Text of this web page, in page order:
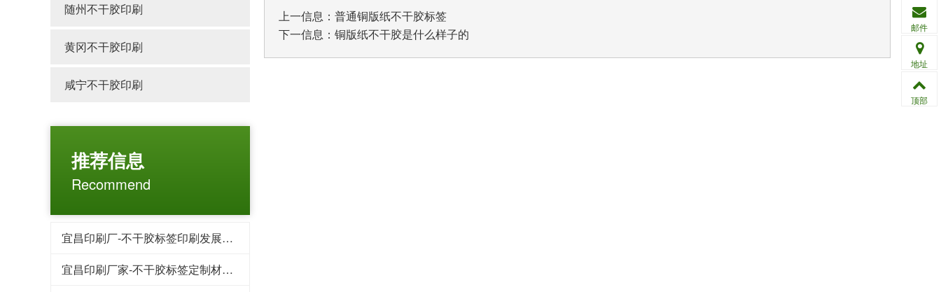
随州不干胶印刷
黄冈不干胶印刷
咸宁不干胶印刷
推荐信息
Recommend
宜昌印刷厂-不干胶标签印刷发展趋势?
宜昌印刷厂家-不干胶标签定制材料部份
上一信息： 普通铜版纸不干胶标签
下一信息： 铜版纸不干胶是什么样子的 邮件
地址
顶部